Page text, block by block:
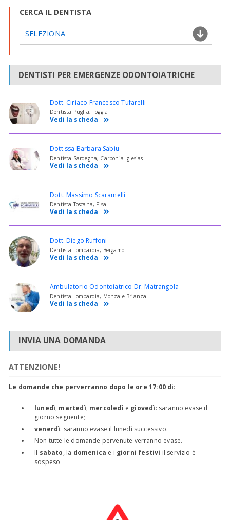
CERCA IL DENTISTA
SELEZIONA
DENTISTI PER EMERGENZE ODONTOIATRICHE
Dott. Ciriaco Francesco Tufarelli
Dentista Puglia, Foggia
Vedi la scheda
Dott.ssa Barbara Sabiu
Dentista Sardegna, Carbonia Iglesias
Vedi la scheda
Dott. Massimo Scaramelli
Dentista Toscana, Pisa
Vedi la scheda
Dott. Diego Ruffoni
Dentista Lombardia, Bergamo
Vedi la scheda
Ambulatorio Odontoiatrico Dr. Matrangola
Dentista Lombardia, Monza e Brianza
Vedi la scheda
INVIA UNA DOMANDA
ATTENZIONE!
Le domande che perverranno dopo le ore 17:00 di:
lunedì, martedì, mercoledì e giovedì: saranno evase il
giorno seguente;
venerdì: saranno evase il lunedì successivo.
Non tutte le domande pervenute verranno evase.
Il sabato, la domenica e i giorni festivi il servizio è
sospeso